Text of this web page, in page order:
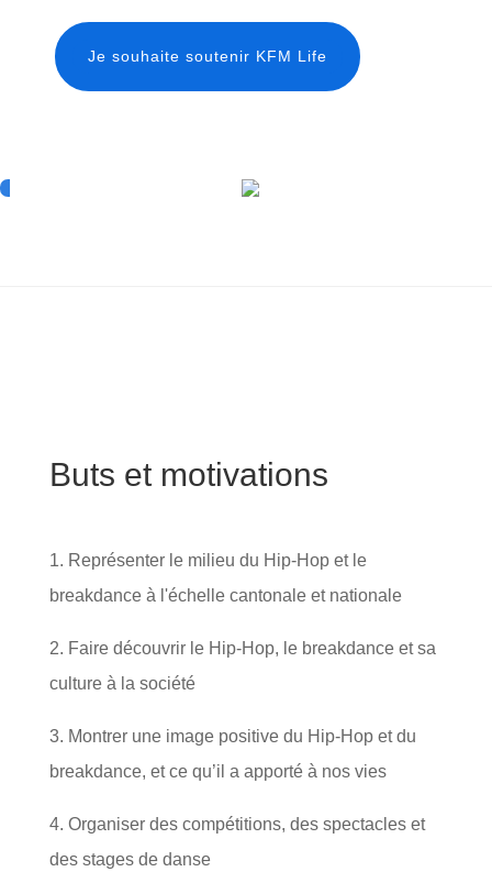
Je souhaite soutenir KFM Life
Buts et motivations
1. Représenter le milieu du Hip-Hop et le
breakdance à l'échelle cantonale et nationale
2. Faire découvrir le Hip-Hop, le breakdance et sa
culture à la société
3. Montrer une image positive du Hip-Hop et du
breakdance, et ce qu’il a apporté à nos vies
4. Organiser des compétitions, des spectacles et
des stages de danse